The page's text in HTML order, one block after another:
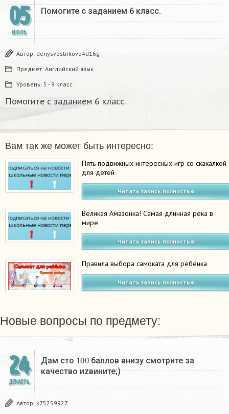
05
ИЮЛЬ
Помогите с заданием 6 класс.
Автор: denysvostrikovp4d16g
Предмет: Английский язык
Уровень: 5 - 9 класс
Помогите с заданием 6 класс.
Вам так же может быть интересно:
Пять подвижных интересных игр со скакалкой
для детей
Читать запись полностью
Великая Амазонка! Самая длинная река в
мире
Читать запись полностью
Правила выбора самоката для ребёнка
Читать запись полностью
Новые вопросы по предмету:
24
ДЕКАБРЬ
Дам сто 100баллов внизу смотрите за
качество иzвините;)
Автор: k75259927